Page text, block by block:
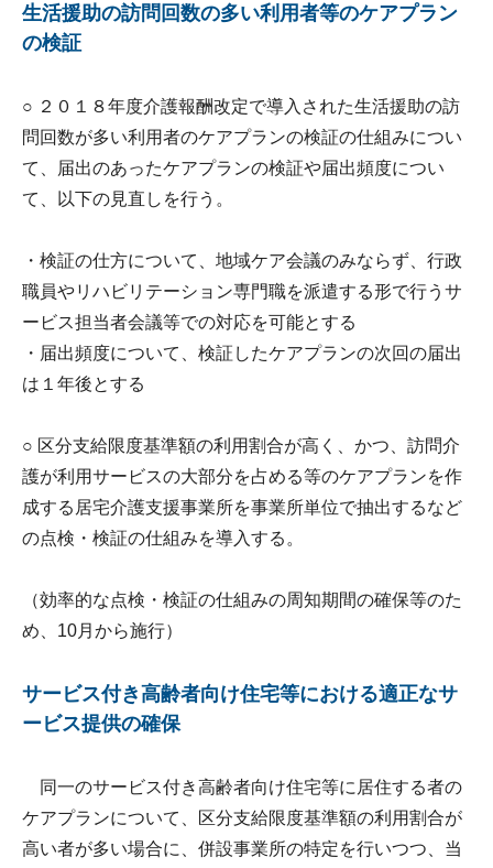
生活援助の訪問回数の多い利用者等のケアプラン
の検証
○ ２０１８年度介護報酬改定で導入された生活援助の訪
問回数が多い利用者のケアプランの検証の仕組みについ
て、届出のあったケアプランの検証や届出頻度につい
て、以下の見直しを行う。
・検証の仕方について、地域ケア会議のみならず、行政
職員やリハビリテーション専門職を派遣する形で行うサ
ービス担当者会議等での対応を可能とする
・届出頻度について、検証したケアプランの次回の届出
は１年後とする
○ 区分支給限度基準額の利用割合が高く、かつ、訪問介
護が利用サービスの大部分を占める等のケアプランを作
成する居宅介護支援事業所を事業所単位で抽出するなど
の点検・検証の仕組みを導入する。
（効率的な点検・検証の仕組みの周知期間の確保等のた
め、10月から施行）
サービス付き高齢者向け住宅等における適正なサ
ービス提供の確保
同一のサービス付き高齢者向け住宅等に居住する者の
ケアプランについて、区分支給限度基準額の利用割合が
高い者が多い場合に、併設事業所の特定を行いつつ、当